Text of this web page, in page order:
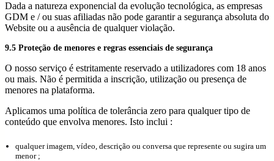
Dada a natureza exponencial da evolução tecnológica, as empresas
GDM e / ou suas afiliadas não pode garantir a segurança absoluta do
Website ou a ausência de qualquer violação.
9.5 Proteção de menores e regras essenciais de segurança
O nosso serviço é estritamente reservado a utilizadores com 18 anos
ou mais. Não é permitida a inscrição, utilização ou presença de
menores na plataforma.
Aplicamos uma política de tolerância zero para qualquer tipo de
conteúdo que envolva menores. Isto inclui :
qualquer imagem, vídeo, descrição ou conversa que represente ou sugira um
menor ;